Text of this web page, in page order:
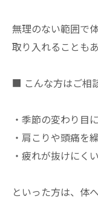
無理のない範囲で
取り入れることもあ
■ こんな方はご相
・季節の変わり目
・肩こりや頭痛を
・疲れが抜けにくい
といった方は、体